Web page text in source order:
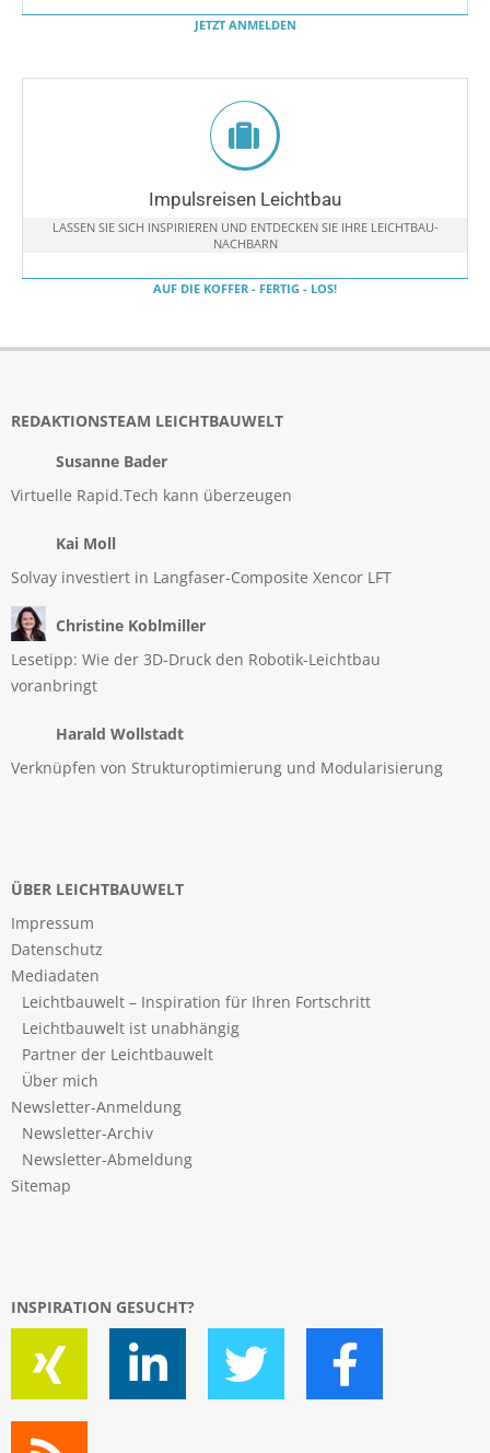
JETZT ANMELDEN
Impulsreisen Leichtbau
LASSEN SIE SICH INSPIRIEREN UND ENTDECKEN SIE IHRE LEICHTBAU-
NACHBARN
AUF DIE KOFFER - FERTIG - LOS!
REDAKTIONSTEAM LEICHTBAUWELT
Susanne Bader
Virtuelle Rapid.Tech kann überzeugen
Kai Moll
Solvay investiert in Langfaser-Composite Xencor LFT
Christine Koblmiller
Lesetipp: Wie der 3D-Druck den Robotik-Leichtbau
voranbringt
Harald Wollstadt
Verknüpfen von Strukturoptimierung und Modularisierung
ÜBER LEICHTBAUWELT
Impressum
Datenschutz
Mediadaten
Leichtbauwelt – Inspiration für Ihren Fortschritt
Leichtbauwelt ist unabhängig
Partner der Leichtbauwelt
Über mich
Newsletter-Anmeldung
Newsletter-Archiv
Newsletter-Abmeldung
Sitemap
INSPIRATION GESUCHT?